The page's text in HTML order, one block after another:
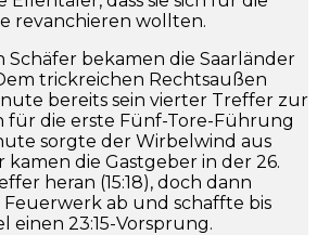
revanchieren wollten.
Schäfer bekamen die Saarländer
trickreichen Rechtsaußen
bereits sein vierter Treffer zur
für die erste Fünf-Tore-Führung
sorgte der Wirbelwind aus
die Gastgeber in der 26.
heran (15:18), doch dann
Feuerwerk ab und schaffte bis
einen 23:15-Vorsprung.